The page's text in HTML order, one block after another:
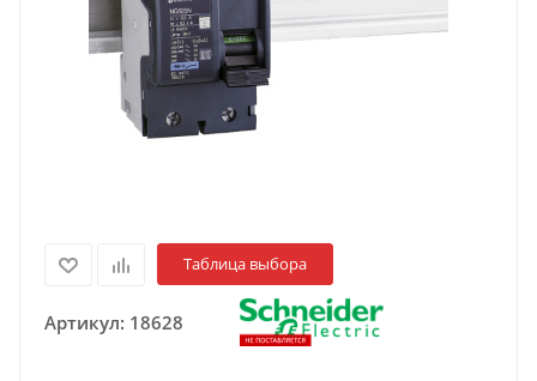
Таблица выбора
Артикул: 18628